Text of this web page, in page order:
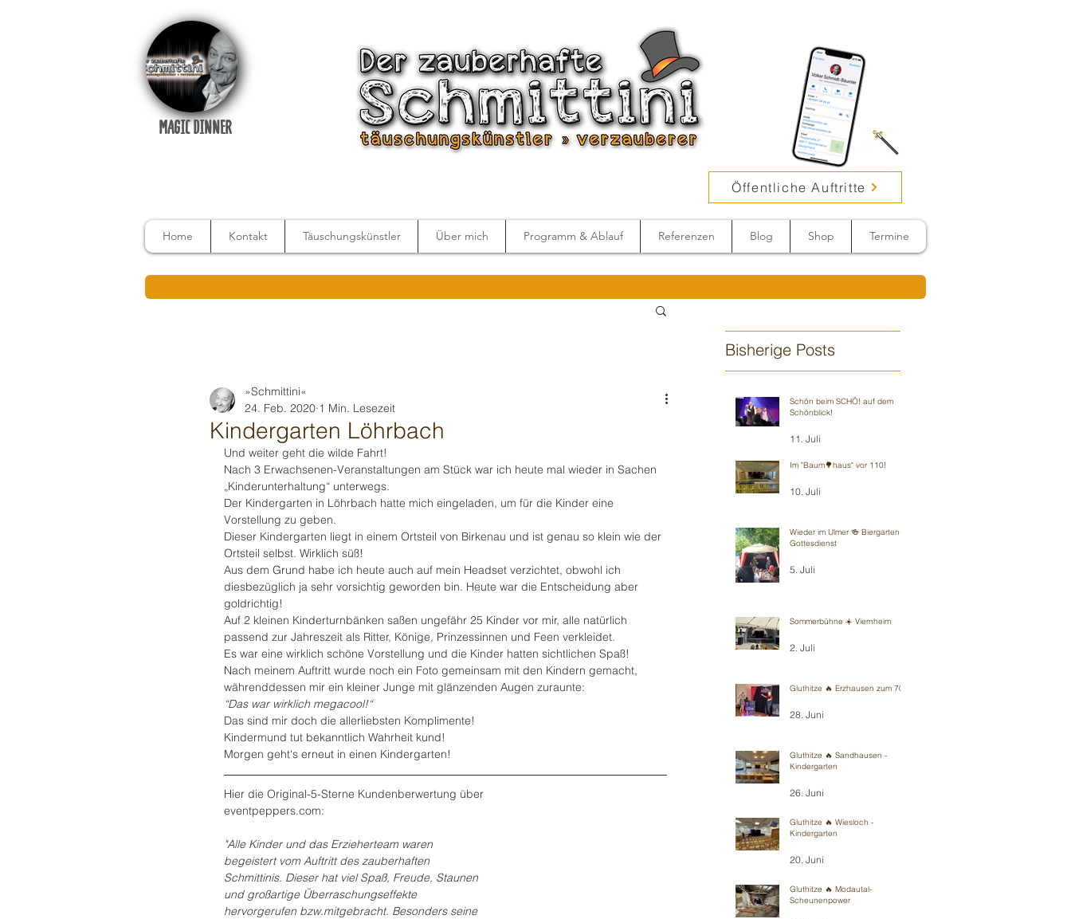
MAGIC DINNER
Öffentliche Auftritte
Home Kontakt Täuschungskünstler Über mich Programm & Ablauf Referenzen Blog Shop Termine
Kindergarten Löhrbach
»Schmittini«
24. Feb. 2020 1 Min. Lesezeit
Und weiter geht die wilde Fahrt!
Nach 3 Erwachsenen-Veranstaltungen am Stück war ich heute mal wieder in Sachen
„Kinderunterhaltung“ unterwegs.
Der Kindergarten in Löhrbach hatte mich eingeladen, um für die Kinder eine
Vorstellung zu geben.
Dieser Kindergarten liegt in einem Ortsteil von Birkenau und ist genau so klein wie der
Ortsteil selbst. Wirklich süß!
Aus dem Grund habe ich heute auch auf mein Headset verzichtet, obwohl ich
diesbezüglich ja sehr vorsichtig geworden bin. Heute war die Entscheidung aber
goldrichtig!
Auf 2 kleinen Kinderturnbänken saßen ungefähr 25 Kinder vor mir, alle natürlich
passend zur Jahreszeit als Ritter, Könige, Prinzessinnen und Feen verkleidet.
Es war eine wirklich schöne Vorstellung und die Kinder hatten sichtlichen Spaß!
Nach meinem Auftritt wurde noch ein Foto gemeinsam mit den Kindern gemacht,
währenddessen mir ein kleiner Junge mit glänzenden Augen zuraunte:
“Das war wirklich megacool!“
Das sind mir doch die allerliebsten Komplimente!
Kindermund tut bekanntlich Wahrheit kund!
Morgen geht‘s erneut in einen Kindergarten!
Hier die Original-5-Sterne Kundenberwertung über
eventpeppers.com:
"Alle Kinder und das Erzieherteam waren
begeistert vom Auftritt des zauberhaften
Schmittinis. Dieser hat viel Spaß, Freude, Staunen
und großartige Überraschungseffekte
hervorgerufen bzw.mitgebracht. Besonders seine
Bisherige Posts
Schön beim SCHÖ! auf dem
Schönblick!
11. Juli
Im "Baum🌳haus" vor 110!
10. Juli
Wieder im Ulmer 🍻 Biergarten-
Gottesdienst
5. Juli
Sommerbühne ☀️ Viernheim
2. Juli
Gluthitze 🔥 Erzhausen zum 70.
28. Juni
Gluthitze 🔥 Sandhausen -
Kindergarten
26. Juni
Gluthitze 🔥 Wiesloch -
Kindergarten
20. Juni
Gluthitze 🔥 Modautal-
Scheunenpower